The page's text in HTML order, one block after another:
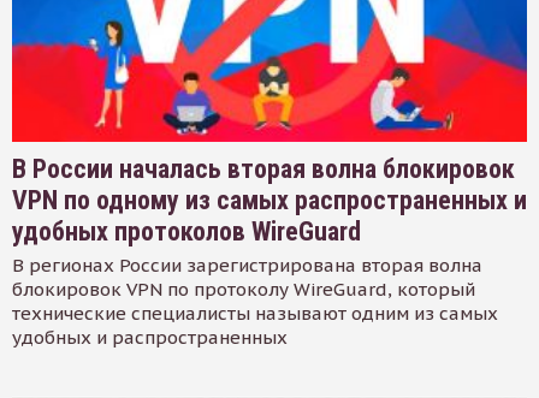
В России началась вторая волна блокировок
VPN по одному из самых распространенных и
удобных протоколов WireGuard
В регионах России зарегистрирована вторая волна
блокировок VPN по протоколу WireGuard, который
технические специалисты называют одним из самых
удобных и распространенных